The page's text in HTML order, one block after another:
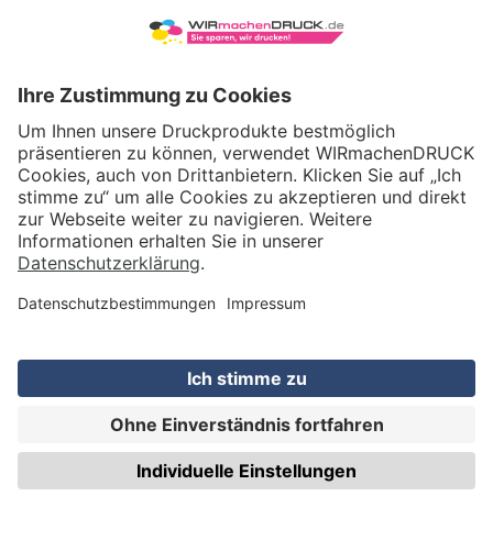
VERSAND
WIRmachenDRUCK GmbH
Illerstraße 15
71522 Backnang
Tel.: +49 (0) 711 995 982 - 20